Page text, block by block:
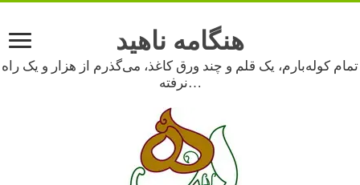
هنگامه ناهید
تمام کوله‌بارم، یک قلم و چند ورق کاغذ، می‌گذرم از هزار و یک راه
نرفته…